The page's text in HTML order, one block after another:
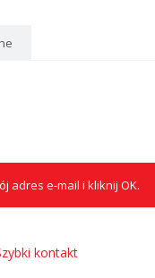
adres e-mail i kliknij OK.
kontakt